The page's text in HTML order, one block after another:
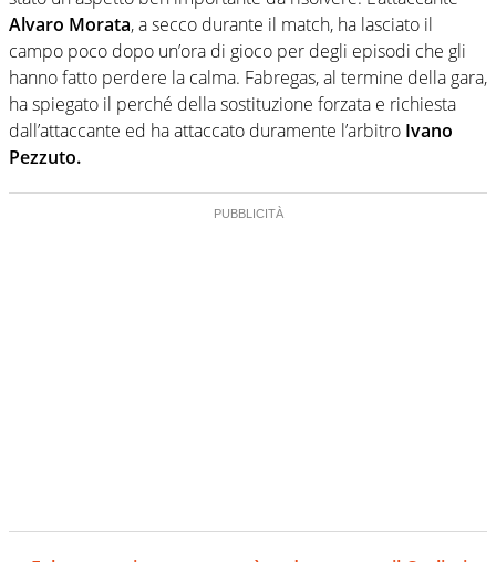
Alvaro Morata, a secco durante il match, ha lasciato il
campo poco dopo un’ora di gioco per degli episodi che gli
hanno fatto perdere la calma. Fabregas, al termine della gara,
ha spiegato il perché della sostituzione forzata e richiesta
dall’attaccante ed ha attaccato duramente l’arbitro Ivano
Pezzuto.